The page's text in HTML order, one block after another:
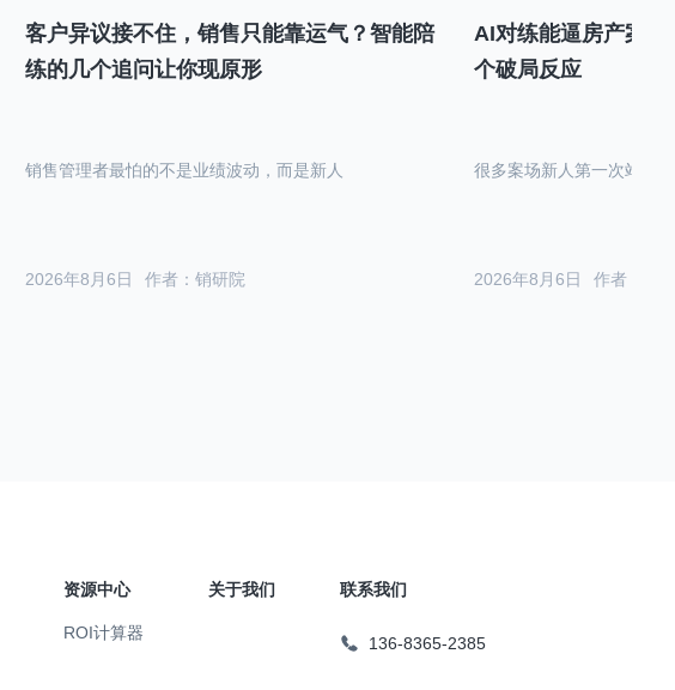
客户异议接不住，销售只能靠运气？智能陪
练的几个追问让你现原形
作者：销研院
2026年8月6日
销售管理者最怕的不是业绩波动，而是新人
AI对练能逼房产案
个破局反应
作者：销
2026年8月6日
很多案场新人第一次站在
资源中心
ROI计算器
关于我们 联系我们
136-8365-2385